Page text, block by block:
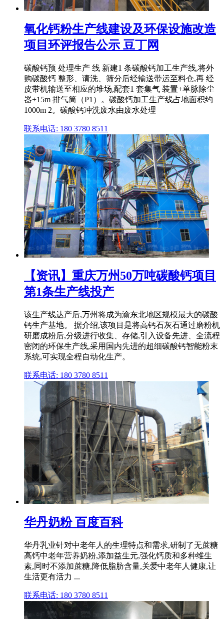
氧化钙粉生产线建设及环保设施改造
项目环评报告公示 豆丁网
碳酸钙预 处理生产 线 新建1 条碳酸钙加工生产线,将外
购碳酸钙 整形、请洗、筛分后经输送带运至料仓,再 经
皮带机输送至相应的堆场,配套1 套集气 装置+单脉除尘
器+15m 排气筒（P1）。碳酸钙加工生产线占地面积约
1000m 2。碳酸钙冲洗废水由废水处理
联系电话: 180 3780 8511
【资讯】重庆万州50万吨碳酸钙项目
第1条生产线投产
该生产线达产后,万州将成为渝东北地区规模最大的碳酸
钙生产基地。 据介绍,该项目是将高钙石灰石通过磨粉机
研磨成粉后,分级进行收集、存储,引入设备先进、全流程
密闭的环保生产线,采用国内先进的超细碳酸钙智能粉末
系统,可实现全程自动化生产。
联系电话: 180 3780 8511
华丹奶粉 百度百科
华丹乳业针对中老年人的生理特点和需求,研制了无蔗糖
高钙中老年营养奶粉,添加益生元,强化钙质和多种维生
素,同时不添加蔗糖,降低脂肪含量,关爱中老年人健康,让
生活更有活力 ...
联系电话: 180 3780 8511